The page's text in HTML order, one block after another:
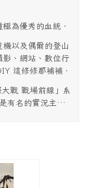
為優秀的血統．
以及偶爾的登山
影、網站、數位行
這修修那補補．
戰 戰場前線」系
有名的實況主…